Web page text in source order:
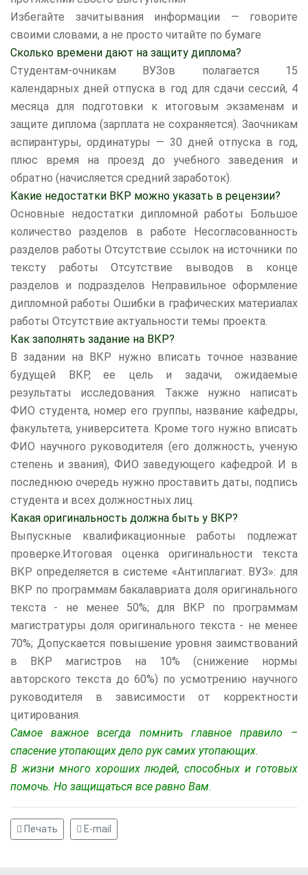
Избегайте зачитывания информации — говорите
своими словами, а не просто читайте по бумаге
Сколько времени дают на защиту диплома?
Студентам-очникам ВУЗов полагается 15
календарных дней отпуска в год для сдачи сессий, 4
месяца для подготовки к итоговым экзаменам и
защите диплома (зарплата не сохраняется). Заочникам
аспирантуры, ординатуры — 30 дней отпуска в год,
плюс время на проезд до учебного заведения и
обратно (начисляется средний заработок).
Какие недостатки ВКР можно указать в рецензии?
Основные недостатки дипломной работы Большое
количество разделов в работе Несогласованность
разделов работы Отсутствие ссылок на источники по
тексту работы Отсутствие выводов в конце
разделов и подразделов Неправильное оформление
дипломной работы Ошибки в графических материалах
работы Отсутствие актуальности темы проекта.
Как заполнять задание на ВКР?
В задании на ВКР нужно вписать точное название
будущей ВКР, ее цель и задачи, ожидаемые
результаты исследования. Также нужно написать
ФИО студента, номер его группы, название кафедры,
факультета, университета. Кроме того нужно вписать
ФИО научного руководителя (его должность, ученую
степень и звания), ФИО заведующего кафедрой. И в
последнюю очередь нужно проставить даты, подпись
студента и всех должностных лиц.
Какая оригинальность должна быть у ВКР?
Выпускные квалификационные работы подлежат
проверке.Итоговая оценка оригинальности текста
ВКР определяется в системе «Антиплагиат. ВУЗ»: для
ВКР по программам бакалавриата доля оригинального
текста - не менее 50%; для ВКР по программам
магистратуры доля оригинального текста - не менее
70%; Допускается повышение уровня заимствований
в ВКР магистров на 10% (снижение нормы
авторского текста до 60%) по усмотрению научного
руководителя в зависимости от корректности
цитирования.
Самое важное всегда помнить главное правило –
спасение утопающих дело рук самих утопающих.
В жизни много хороших людей, способных и готовых
помочь. Но защищаться все равно Вам.
Печать E-mail